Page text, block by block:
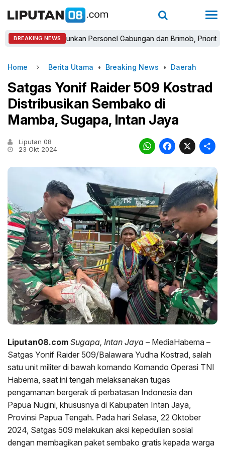
BREAKING NEWS
Turunkan Personel Gabungan dan Brimob, Prioritaskan
Home Berita Utama • Breaking News • Daerah
Satgas Yonif Raider 509 Kostrad
Distribusikan Sembako di
Mamba, Sugapa, Intan Jaya
Liputan 08
23 Okt 2024
X
Liputan08.com Sugapa, Intan Jaya – MediaHabema –
Satgas Yonif Raider 509/Balawara Yudha Kostrad, salah
satu unit militer di bawah komando Komando Operasi TNI
Habema, saat ini tengah melaksanakan tugas
pengamanan bergerak di perbatasan Indonesia dan
Papua Nugini, khususnya di Kabupaten Intan Jaya,
Provinsi Papua Tengah. Pada hari Selasa, 22 Oktober
2024, Satgas 509 melakukan aksi kepedulian sosial
dengan membagikan paket sembako gratis kepada warga